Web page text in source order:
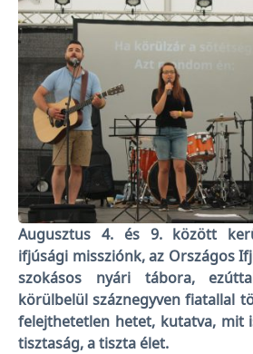
Augusztus 4. és 9. között
ifjúsági missziónk, az Országos
szokásos nyári tábora,
körülbelül száznegyven fiatallal
felejthetetlen hetet, kutatva, mit
tisztaság, a tiszta élet.